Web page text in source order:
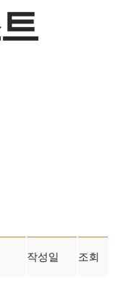
작성일 조회